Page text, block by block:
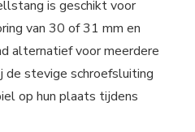
is geschikt voor
van 30 of 31 mm en
alternatief voor meerdere
stevige schroefsluiting
op hun plaats tijdens